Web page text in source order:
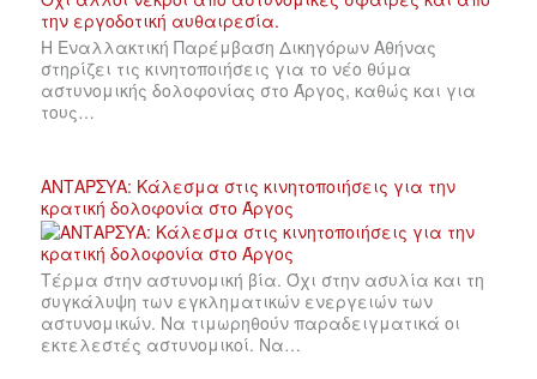
Η Εναλλακτική Παρέμβαση Δικηγόρων Αθήνας
στηρίζει τις κινητοποιήσεις για το νέο θύμα
αστυνομικής δολοφονίας στο Άργος, καθώς και για
τους…
ΑΝΤΑΡΣΥΑ: Κάλεσμα στις κινητοποιήσεις για την
κρατική δολοφονία στο Άργος
Τέρμα στην αστυνομική βία. Όχι στην ασυλία και τη
συγκάλυψη των εγκληματικών ενεργειών των
αστυνομικών. Να τιμωρηθούν παραδειγματικά οι
εκτελεστές αστυνομικοί. Να…